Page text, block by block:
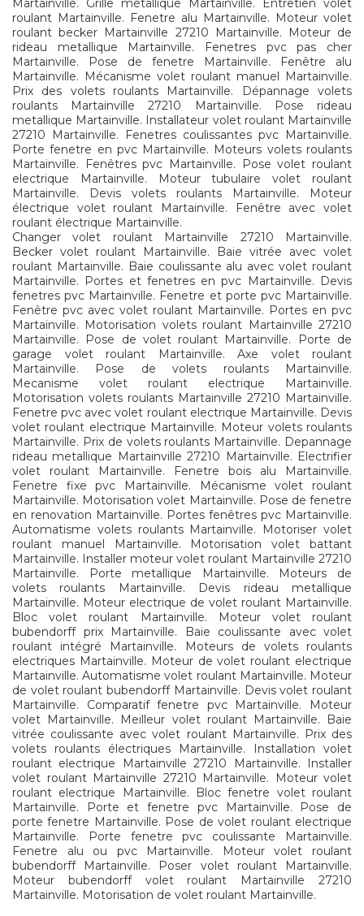
Martainville. Grille métallique Martainville. Entretien volet
roulant Martainville. Fenetre alu Martainville. Moteur volet
roulant becker Martainville 27210 Martainville. Moteur de
rideau metallique Martainville. Fenetres pvc pas cher
Martainville. Pose de fenetre Martainville. Fenêtre alu
Martainville. Mécanisme volet roulant manuel Martainville.
Prix des volets roulants Martainville. Dépannage volets
roulants Martainville 27210 Martainville. Pose rideau
metallique Martainville. Installateur volet roulant Martainville
27210 Martainville. Fenetres coulissantes pvc Martainville.
Porte fenetre en pvc Martainville. Moteurs volets roulants
Martainville. Fenêtres pvc Martainville. Pose volet roulant
electrique Martainville. Moteur tubulaire volet roulant
Martainville. Devis volets roulants Martainville. Moteur
électrique volet roulant Martainville. Fenêtre avec volet
roulant électrique Martainville.
Changer volet roulant Martainville 27210 Martainville.
Becker volet roulant Martainville. Baie vitrée avec volet
roulant Martainville. Baie coulissante alu avec volet roulant
Martainville. Portes et fenetres en pvc Martainville. Devis
fenetres pvc Martainville. Fenetre et porte pvc Martainville.
Fenêtre pvc avec volet roulant Martainville. Portes en pvc
Martainville. Motorisation volets roulant Martainville 27210
Martainville. Pose de volet roulant Martainville. Porte de
garage volet roulant Martainville. Axe volet roulant
Martainville. Pose de volets roulants Martainville.
Mecanisme volet roulant electrique Martainville.
Motorisation volets roulants Martainville 27210 Martainville.
Fenetre pvc avec volet roulant electrique Martainville. Devis
volet roulant electrique Martainville. Moteur volets roulants
Martainville. Prix de volets roulants Martainville. Depannage
rideau metallique Martainville 27210 Martainville. Electrifier
volet roulant Martainville. Fenetre bois alu Martainville.
Fenetre fixe pvc Martainville. Mécanisme volet roulant
Martainville. Motorisation volet Martainville. Pose de fenetre
en renovation Martainville. Portes fenêtres pvc Martainville.
Automatisme volets roulants Martainville. Motoriser volet
roulant manuel Martainville. Motorisation volet battant
Martainville. Installer moteur volet roulant Martainville 27210
Martainville. Porte metallique Martainville. Moteurs de
volets roulants Martainville. Devis rideau metallique
Martainville. Moteur electrique de volet roulant Martainville.
Bloc volet roulant Martainville. Moteur volet roulant
bubendorff prix Martainville. Baie coulissante avec volet
roulant intégré Martainville. Moteurs de volets roulants
electriques Martainville. Moteur de volet roulant electrique
Martainville. Automatisme volet roulant Martainville. Moteur
de volet roulant bubendorff Martainville. Devis volet roulant
Martainville. Comparatif fenetre pvc Martainville. Moteur
volet Martainville. Meilleur volet roulant Martainville. Baie
vitrée coulissante avec volet roulant Martainville. Prix des
volets roulants électriques Martainville. Installation volet
roulant electrique Martainville 27210 Martainville. Installer
volet roulant Martainville 27210 Martainville. Moteur volet
roulant electrique Martainville. Bloc fenetre volet roulant
Martainville. Porte et fenetre pvc Martainville. Pose de
porte fenetre Martainville. Pose de volet roulant electrique
Martainville. Porte fenetre pvc coulissante Martainville.
Fenetre alu ou pvc Martainville. Moteur volet roulant
bubendorff Martainville. Poser volet roulant Martainville.
Moteur bubendorff volet roulant Martainville 27210
Martainville. Motorisation de volet roulant Martainville.